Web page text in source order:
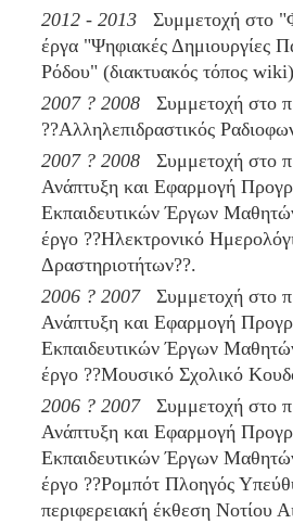
2012 - 2013 Συμμετοχή στο
έργα "Ψηφιακές Δημιουργίες
Ρόδου" (διακτυακός τόπος
2007 ? 2008
Συμμετοχή στο
??Αλληλεπιδραστικός
2007 ? 2008
Συμμετοχή στο
Ανάπτυξη και Εφαρμογή
Εκπαιδευτικών Έργων
έργο ??Ηλεκτρονικό
Δραστηριοτήτων??.
2006 ? 2007Συμμετοχή στο
Ανάπτυξη και Εφαρμογή
Εκπαιδευτικών Έργων
έργο ??Μουσικό Σχολικό
2006 ? 2007Συμμετοχή στο
Ανάπτυξη και Εφαρμογή
Εκπαιδευτικών Έργων
έργο ??Ρομπότ Πλοηγός
περιφερειακή έκθεση Νοτίου